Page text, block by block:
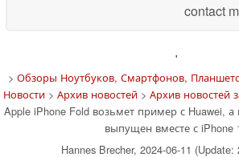
contact
'
> Обзоры Ноутбуков, Смартфонов,
Новости> Архив новостей> Архив новостей
Apple iPhone Fold возьмет пример с Huawei, а
выпущен вместе с iPhone
Hannes Brecher, 2024-06-11 (Update: